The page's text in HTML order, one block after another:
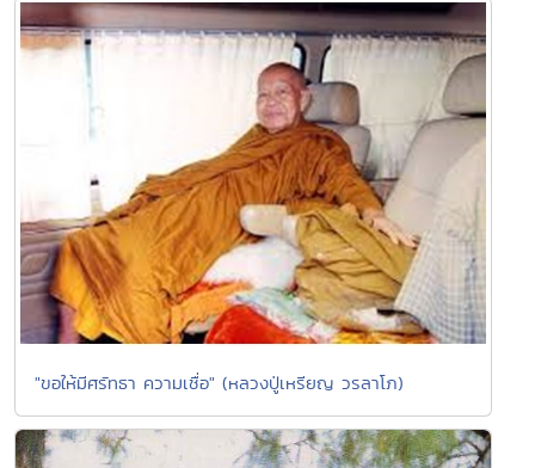
"ขอให้มีศรัทธา ความเชื่อ" (หลวงปู่เหรียญ วรลาโภ)